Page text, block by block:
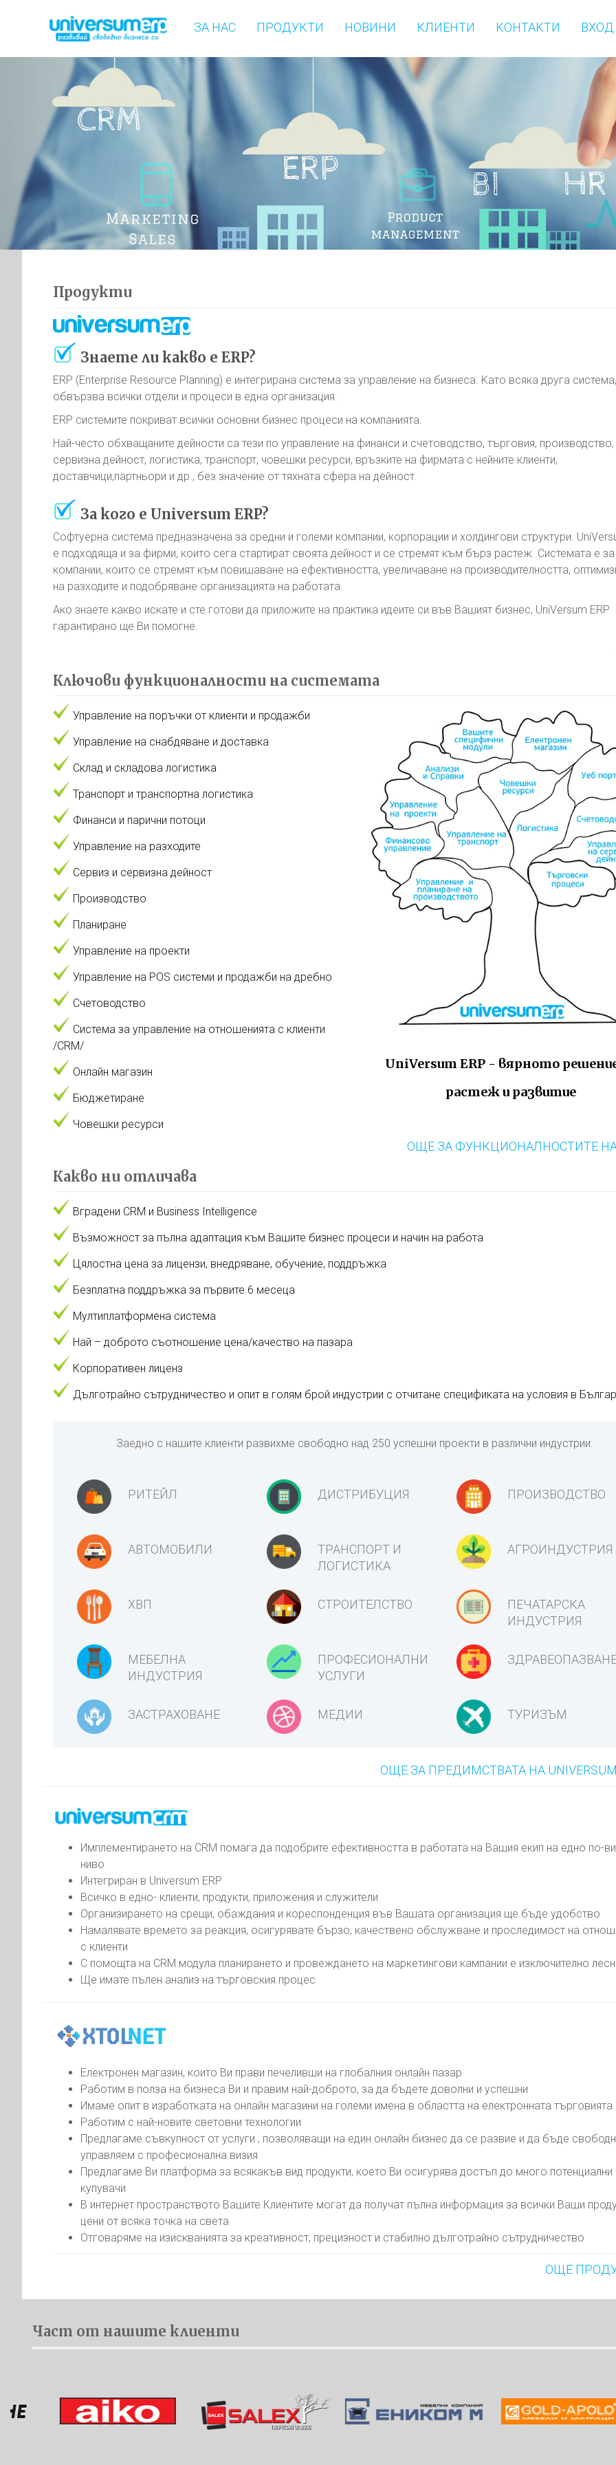
ЗА НАС ПРОДУКТИ НОВИНИ КЛИЕНТИ КОНТАКТИ ВХОД
Продукти
Знаете ли какво е ERP?
ERP (Enterprise Resource Planning) е интегрирана система за управление на бизнеса. Kато всяка друга
обвързва всички отдели и процеси в една организация.
ERP системите покриват всички основни бизнес процеси на компанията.
Най-често обхващаните дейности са тези по управление на финанси и счетоводство, търговия, производство,
сервизна дейност, логистика, транспорт, човешки ресурси, връзките на фирмата с нейните клиенти,
доставчици,партньори и др., без значение от тяхната сфера на дейност.
За кого е Universum ERP?
Софтуерна система предназначена за средни и големи компании, корпорации и холдингови структури.
е подходяща и за фирми, които сега стартират своята дейност и се стремят към бърз растеж. Системата e за
компании, които се стремят към повишаване на ефективността, увеличаване на производителността,
на разходите и подобряване организацията на работата.
Ако знаете какво искате и сте готови да приложите на практика идеите си във Вашият бизнес, UniVersum ERP
гарантирано ще Ви помогне.
Ключови функционалности на системата
Управление на поръчки от клиенти и продажби
Управление на снабдяване и доставка
Склад и складова логистика
Транспорт и транспортна логистика
Финанси и парични потоци
Управление на разходите
Сервиз и сервизна дейност
Производство
Планиране
Управление на проекти
Управление на POS системи и продажби на дребно
Счетоводство
Система за управление на отношенията с клиенти
/CRM/
Онлайн магазин
Бюджетиране
Човешки ресурси
UniVersum ERP - вярното
растеж и развитие
ОЩЕ ЗА ФУНКЦИОНАЛНОСТИТЕ НА
Какво ни отличава
Вградени CRM и Business Intelligence
Възможност за пълна адаптация към Вашите бизнес процеси и начин на работа
Цялостна цена за лицензи, внедряване, обучение, поддръжка
Безплатна поддръжка за първите 6 месеца
Мултиплатформена система
Най – доброто съотношение цена/качество на пазара
Корпоративен лиценз
Дълготрайно сътрудничество и опит в голям брой индустрии с отчитане спецификата на условия в
Заедно с нашите клиенти развихме свободно над 250 успешни проекти в различни индустрии:
РИТЕЙЛ ДИСТРИБУЦИЯ ПРОИЗВОДСТВО
АВТОМОБИЛИ
ТРАНСПОРТ И
ЛОГИСТИКА
АГРОИНДУСТРИЯ
ХВП СТРОИТЕЛСТВО
ПЕЧАТАРСКА
ИНДУСТРИЯ
МЕБЕЛНА
ИНДУСТРИЯ
ПРОФЕСИОНАЛНИ
УСЛУГИ
ЗАСТРАХОВАНЕ МЕДИИ ТУРИЗЪМ
ОЩЕ ЗА ПРЕДИМСТВАТА НА UNIVERSUM
Имплементирането на CRM помага да подобрите ефективността в работата на Вашия екип на едно по-
ниво
Интегриран в Universum ERP
Всичко в едно- клиенти, продукти, приложения и служители
Организирането на срещи, обаждания и кореспонденция във Вашата организация ще бъде удобство
Намалявате времето за реакция, осигурявате бързо, качествено обслужване и проследимост на
с клиенти
С помощта на CRM модула планирането и провеждането на маркетингови кампании е изключително
Ще имате пълен анализ на търговския процес
Електронен магазин, които Ви прави печеливши на глобалния онлайн пазар
Работим в полза на бизнеса Ви и правим най-доброто, за да бъдете доволни и успешни
Имаме опит в изработката на онлайн магазини на големи имена в областта на електронната търговията
Работим с най-новите световни технологии
Предлагаме съвкупност от услуги , позволяващи на един онлайн бизнес да се развие и да бъде
управляем с професионална визия
Предлагаме Ви платформа за всякакъв вид продукти, което Ви осигурява достъп до много потенциални
купувачи
В интернет пространството Вашите Клиентите могат да получат пълна информация за всички Ваши
цени от всяка точка на света
Отговаряме на изискванията за креативност, прецизност и стабилно дълготрайно сътрудничество
ОЩЕ
Част от нашите клиенти